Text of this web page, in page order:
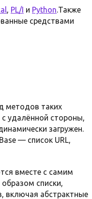
, PL/I и Python.Также
средствами
методов таких
удалённой стороны,
загружен.
— список URL,
вместе с самим
списки,
включая абстрактные